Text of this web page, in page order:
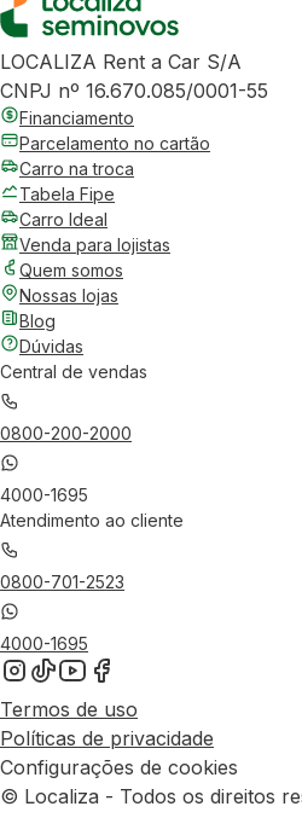
LOCALIZA Rent a Car S/A
CNPJ nº 16.670.085/0001-55
Financiamento
Parcelamento no cartão
Carro na troca
Tabela Fipe
Carro Ideal
Venda para lojistas
Quem somos
Nossas lojas
Blog
Dúvidas
Central de vendas
0800-200-2000
4000-1695
Atendimento ao cliente
0800-701-2523
4000-1695
Termos de uso
Políticas de privacidade
Configurações de cookies
© Localiza - Todos os direitos